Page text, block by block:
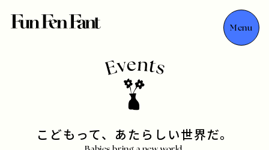
Menu
こどもって、あたらしい世界だ。